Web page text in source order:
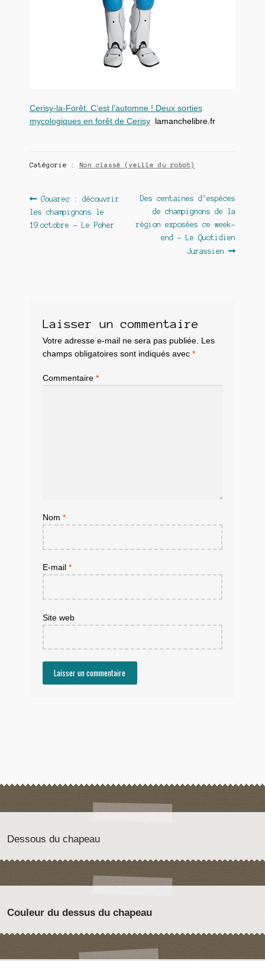
Cerisy-la-Forêt. C’est l’automne ! Deux sorties
mycologiques en forêt de Cerisylamanchelibre.fr
Catégorie : Non classé (veille du robot)
Navigation
de
Article
précédent :
Gouarec : découvrir
les champignons le
19 octobre – Le Poher
Article
suivant :
Des centaines d’espèces
de champignons de la
région exposées ce week-
end – Le Quotidien
Jurassien
Laisser un commentaire
Votre adresse e-mail ne sera pas publiée. Les
champs obligatoires sont indiqués avec *
Commentaire *
Nom *
E-mail *
Site web
Dessous du chapeau
Couleur du dessus du chapeau